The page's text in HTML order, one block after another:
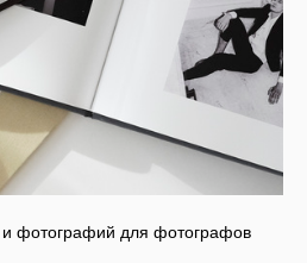
и фотографий для фотографов